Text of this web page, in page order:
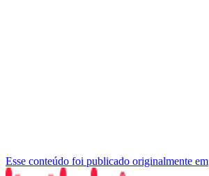
Esse conteúdo foi publicado originalmente em